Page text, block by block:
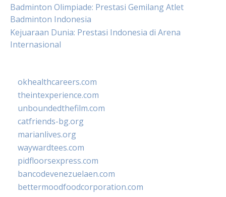
Badminton Olimpiade: Prestasi Gemilang Atlet
Badminton Indonesia
Kejuaraan Dunia: Prestasi Indonesia di Arena
Internasional
okhealthcareers.com
theintexperience.com
unboundedthefilm.com
catfriends-bg.org
marianlives.org
waywardtees.com
pidfloorsexpress.com
bancodevenezuelaen.com
bettermoodfoodcorporation.com